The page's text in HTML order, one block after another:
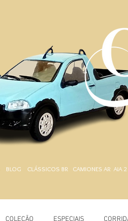
BLOG CLÁSSICOS BR CAMIONES AR AIA 2
COLEÇÃO ESPECIAIS